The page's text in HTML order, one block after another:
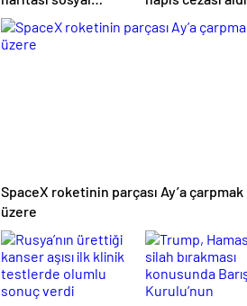
medyada viral oldu
SpaceX roketinin parçası Ay’a çarpmak
üzere